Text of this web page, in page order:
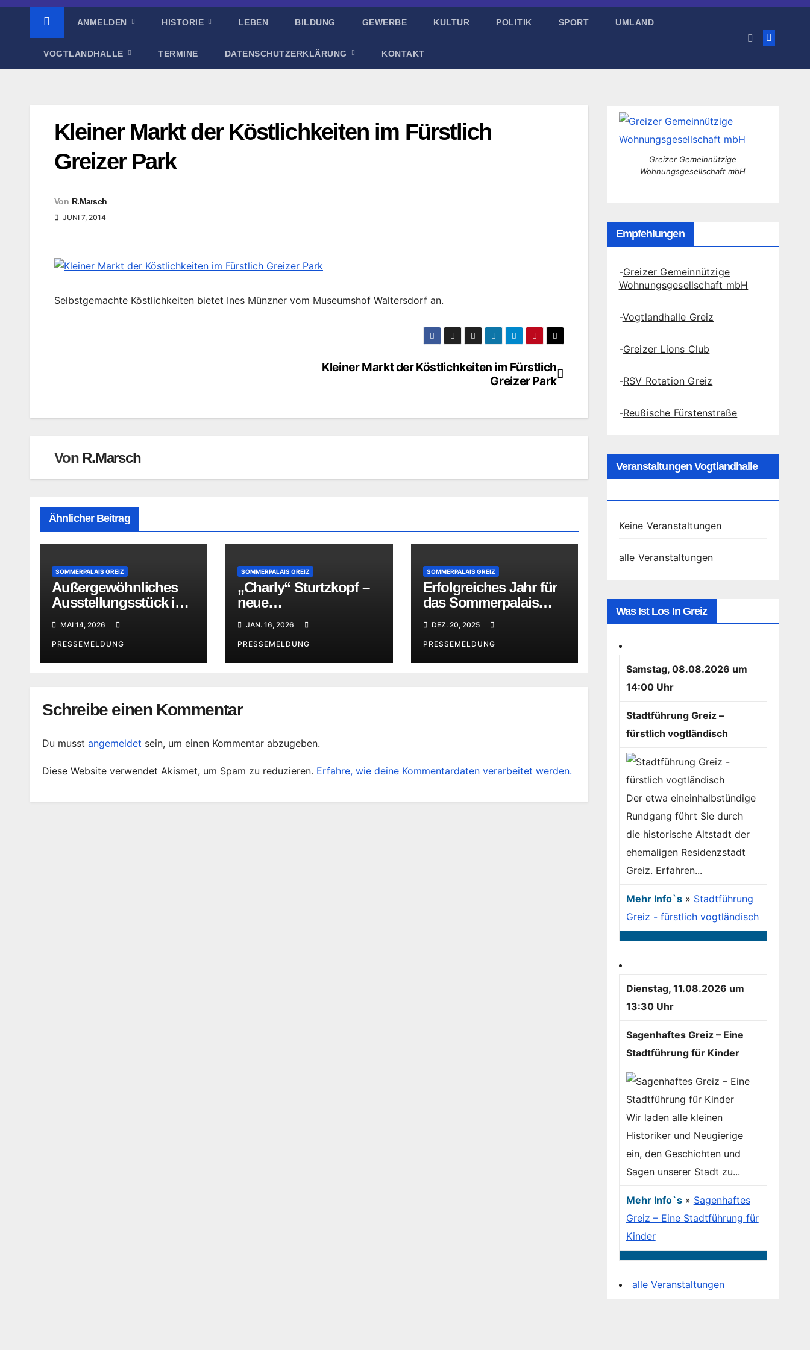
ANMELDEN HISTORIE LEBEN BILDUNG GEWERBE KULTUR POLITIK SPORT UMLAND
VOGTLANDHALLE TERMINE DATENSCHUTZERKLÄRUNG KONTAKT
Kleiner Markt der Köstlichkeiten im Fürstlich
Greizer Park
Von R.Marsch
JUNI 7, 2014
Selbstgemachte Köstlichkeiten bietet Ines Münzner vom Museumshof Waltersdorf an.
Kleiner Markt der Köstlichkeiten im Fürstlich
Greizer Park
Von R.Marsch
Ähnlicher Beitrag
SOMMERPALAIS GREIZ
Außergewöhnliches
Ausstellungsstück im
MAI 14, 2026
PRESSEMELDUNG
SOMMERPALAIS GREIZ
„Charly“ Sturtzkopf –
neue
im Sommerpalais
JAN. 16, 2026
PRESSEMELDUNG
SOMMERPALAIS GREIZ
Erfolgreiches Jahr für
das Sommerpalais
DEZ. 20, 2025
PRESSEMELDUNG
Schreibe einen Kommentar
Du musst angemeldet sein, um einen Kommentar abzugeben.
Diese Website verwendet Akismet, um Spam zu reduzieren. Erfahre, wie deine Kommentardaten verarbeitet werden.
Greizer Gemeinnützige
Wohnungsgesellschaft mbH
Empfehlungen
-Greizer Gemeinnützige
Wohnungsgesellschaft mbH
-Vogtlandhalle Greiz
-Greizer Lions Club
-RSV Rotation Greiz
-Reußische Fürstenstraße
Veranstaltungen Vogtlandhalle
Keine Veranstaltungen
alle Veranstaltungen
Was Ist Los In Greiz
Samstag, 08.08.2026 um
14:00 Uhr
Stadtführung Greiz –
fürstlich vogtländisch
Der etwa eineinhalbstündige
Rundgang führt Sie durch
die historische Altstadt der
ehemaligen Residenzstadt
Greiz. Erfahren...
Mehr Info`s» Stadtführung
Greiz - fürstlich vogtländisch
Dienstag, 11.08.2026 um
13:30 Uhr
Sagenhaftes Greiz – Eine
Stadtführung für Kinder
Wir laden alle kleinen
Historiker und Neugierige
ein, den Geschichten und
Sagen unserer Stadt zu...
Mehr Info`s» Sagenhaftes
Greiz – Eine Stadtführung für
Kinder
alle Veranstaltungen